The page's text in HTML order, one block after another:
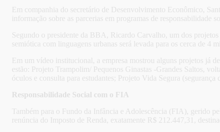
Em companhia do secretário de Desenvolvimento Econômico,
informação sobre as parcerias em programas de
Segundo o presidente da BBA, Ricardo Carvalho, um dos
semiótica com linguagens urbanas será levada para os cerca de 4
Em um vídeo institucional, a empresa mostrou alguns projetos já
estão: Projeto Trampolim/ Pequenos Ginastas -Grandes Saltos,
óculos e consulta para estudantes; Projeto Vida Segura
Responsabilidade Social com o FIA
Também para o Fundo da Infância e Adolescência (FIA), gerido
renúncia do Imposto de Renda, exatamente R$ 212.447,31,